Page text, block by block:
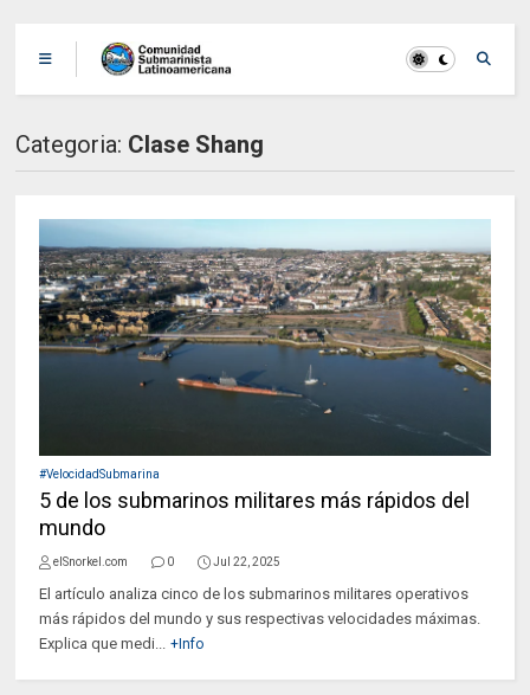
Categoria: Clase Shang
#VelocidadSubmarina
5 de los submarinos militares más rápidos del
mundo
elSnorkel.com 0 Jul 22, 2025
El artículo analiza cinco de los submarinos militares operativos
más rápidos del mundo y sus respectivas velocidades máximas.
Explica que medi... +Info